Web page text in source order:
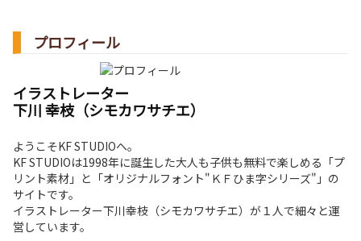
プロフィール
イラストレーター
下川 幸枝（シモカワサチエ）
ようこそKF STUDIOへ。
KF STUDIOは1998年に誕生した大人も子供も無料で楽しめる「プ
リント素材」と「オリジナルフォント"ＫＦひま字シリーズ"」の
サイトです。
イラストレーター下川幸枝（シモカワサチエ）が１人で細々と運
営しています。